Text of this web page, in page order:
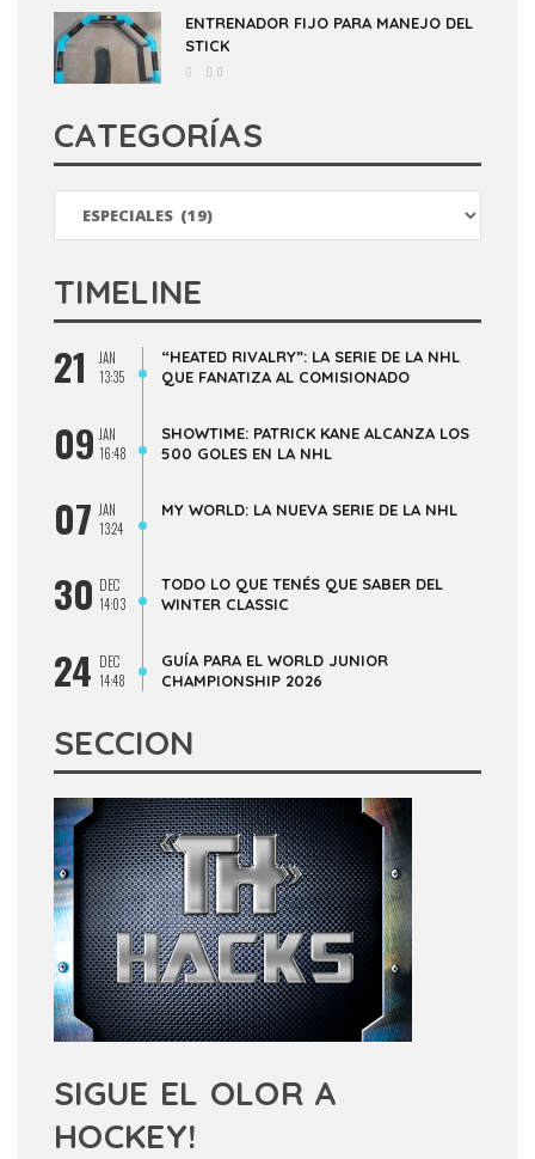
ENTRENADOR FIJO PARA MANEJO DEL
STICK
0
CATEGORÍAS
TIMELINE
21
JAN
13:35
“HEATED RIVALRY”: LA SERIE DE LA NHL
QUE FANATIZA AL COMISIONADO
09 JAN
16:48
SHOWTIME: PATRICK KANE ALCANZA LOS
500 GOLES EN LA NHL
07 JAN
13:24
MY WORLD: LA NUEVA SERIE DE LA NHL
30 DEC
14:03
TODO LO QUE TENÉS QUE SABER DEL
WINTER CLASSIC
24 DEC
14:48
GUÍA PARA EL WORLD JUNIOR
CHAMPIONSHIP 2026
SECCION
SIGUE EL OLOR A
HOCKEY!